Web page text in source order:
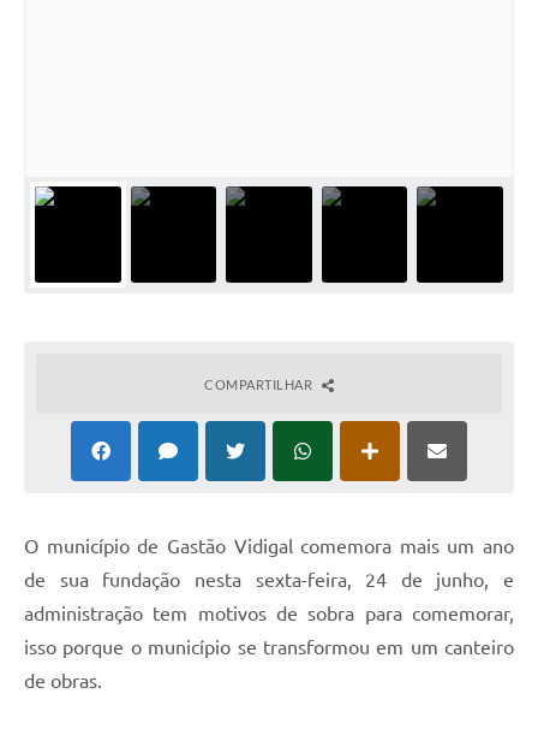
COMPARTILHAR
O município de Gastão Vidigal comemora mais um ano
de sua fundação nesta sexta-feira, 24 de junho, e
administração tem motivos de sobra para comemorar,
isso porque o município se transformou em um canteiro
de obras.